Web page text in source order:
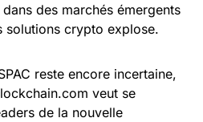
des marchés émergents
solutions crypto explose.
reste encore incertaine,
veut se
de la nouvelle